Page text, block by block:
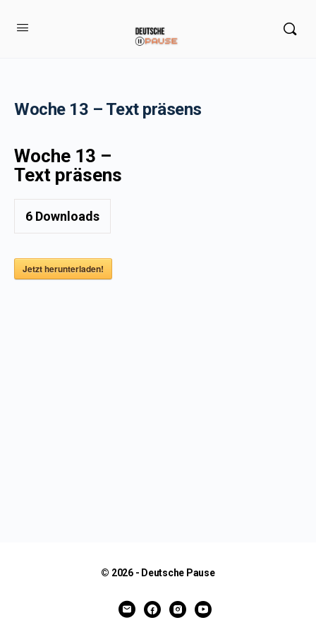
Woche 13 – Text präsens
Woche 13 –
Text präsens
6 Downloads
Jetzt herunterladen!
© 2026 - Deutsche Pause